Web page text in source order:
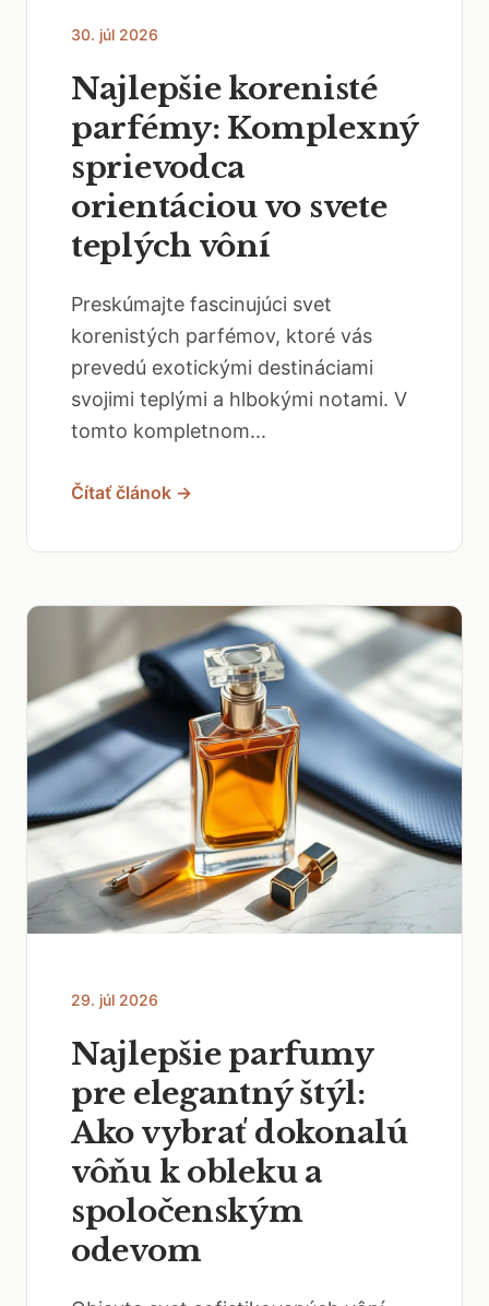
30. júl 2026
Najlepšie korenisté
parfémy: Komplexný
sprievodca
orientáciou vo svete
teplých vôní
Preskúmajte fascinujúci svet
korenistých parfémov, ktoré vás
prevedú exotickými destináciami
svojimi teplými a hlbokými notami. V
tomto kompletnom...
Čítať článok →
29. júl 2026
Najlepšie parfumy
pre elegantný štýl:
Ako vybrať dokonalú
vôňu k obleku a
spoločenským
odevom